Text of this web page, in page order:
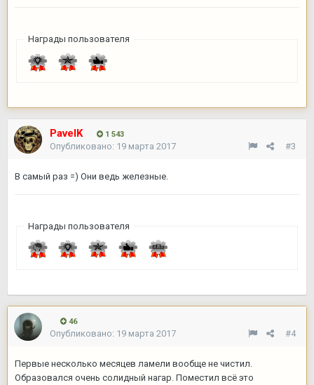
Награды пользователя
PavelK 1 543
#3
Опубликовано: 19 марта 2017
В самый раз =) Они ведь железные.
Награды пользователя
46
#4
Опубликовано: 19 марта 2017
Первые несколько месяцев ламели вообще не чистил.
Образовался очень солидный нагар. Поместил всё это